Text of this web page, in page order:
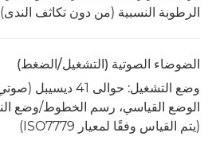
الرطوبة النسبية (من دون تكاثف الندى)
الضوضاء الصوتية (التشغيل/الضغط)
وضع التشغيل: حوالى
الوضع القياسي، رسم الخطوط/وضع
(يتم القياس وفقًا لمعيار ISO7779)